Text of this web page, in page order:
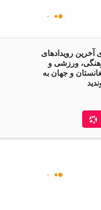
آخرین رویدادهای
ورزشی و
و جهان به